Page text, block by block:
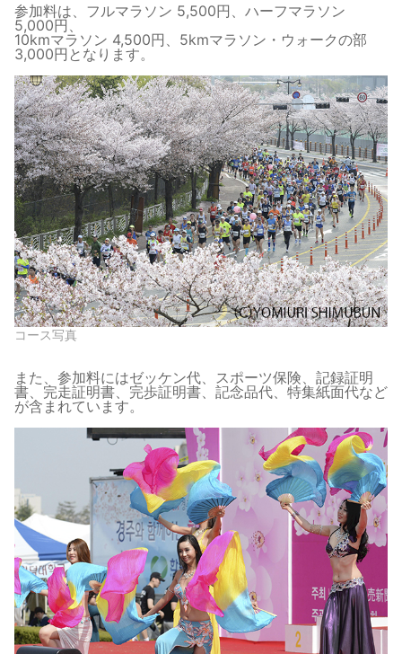
参加料は、フルマラソン 5,500円、ハーフマラソン
5,000円、
10kmマラソン 4,500円、5kmマラソン・ウォークの部
3,000円となります。
コース写真
また、参加料にはゼッケン代、スポーツ保険、記録証明
書、完走証明書、完歩証明書、記念品代、特集紙面代など
が含まれています。